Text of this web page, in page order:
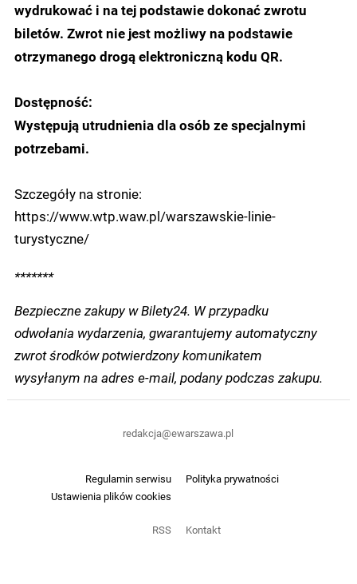
wydrukować i na tej podstawie dokonać zwrotu
biletów. Zwrot nie jest możliwy na podstawie
otrzymanego drogą elektroniczną kodu QR.
Dostępność:
Występują utrudnienia dla osób ze specjalnymi
potrzebami.
Szczegóły na stronie:
https://www.wtp.waw.pl/warszawskie-linie-
turystyczne/
*******
Bezpieczne zakupy w Bilety24. W przypadku
odwołania wydarzenia, gwarantujemy automatyczny
zwrot środków potwierdzony komunikatem
wysyłanym na adres e-mail, podany podczas zakupu.
Regulamin serwisu
Polityka prywatności
Ustawienia plików cookies
RSS Kontakt
redakcja@ewarszawa.pl